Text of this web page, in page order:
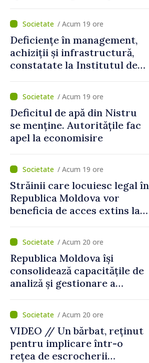
de Guvern. Anatolie Nosatîi:
„În contextul actual de
securitate, implementarea
Programului Strategiei
Naționale de Apărare
pentru consolidarea
statului”
/ Acum 19 ore
Deficiențe în management,
achiziții și infrastructură,
constatate la Institutul de
Neurochirurgie „Diomid
Gherman”. Ministerul
Sănătății cere un plan de
remediere
/ Acum 19 ore
Deficitul de apă din Nistru
se menține. Autoritățile fac
apel la economisire
/ Acum 19 ore
Străinii care locuiesc legal în
Republica Moldova vor
beneficia de acces extins la
socială și financiară
/ Acum 20 ore
Republica Moldova își
consolidează capacitățile de
analiză și gestionare a
securității naționale.
Metodologia aprobată de
Guvern
/ Acum 20 ore
VIDEO // Un bărbat, reținut
pentru implicare într-o
rețea de escrocherii